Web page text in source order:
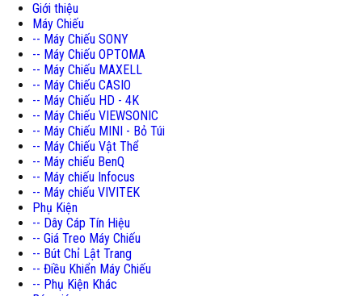
Giới thiệu
Máy Chiếu
-- Máy Chiếu SONY
-- Máy Chiếu OPTOMA
-- Máy Chiếu MAXELL
-- Máy Chiếu CASIO
-- Máy Chiếu HD - 4K
-- Máy Chiếu VIEWSONIC
-- Máy Chiếu MINI - Bỏ Túi
-- Máy Chiếu Vật Thể
-- Máy chiếu BenQ
-- Máy chiếu Infocus
-- Máy chiếu VIVITEK
Phụ Kiện
-- Dây Cáp Tín Hiệu
-- Giá Treo Máy Chiếu
-- Bút Chỉ Lật Trang
-- Điều Khiển Máy Chiếu
-- Phụ Kiện Khác